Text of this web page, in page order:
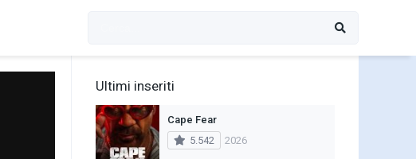
Ultimi inseriti
Cape Fear
5.542
2026